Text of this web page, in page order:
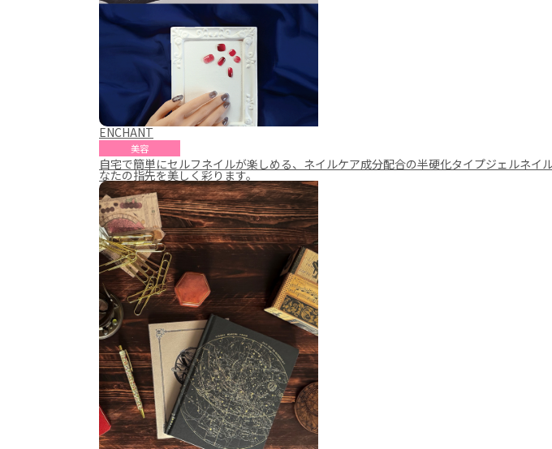
ENCHANT
美容
自宅で簡単にセルフネイルが楽しめる、ネイルケア成分配合の半硬化タイプジェルネ
なたの指先を美しく彩ります。